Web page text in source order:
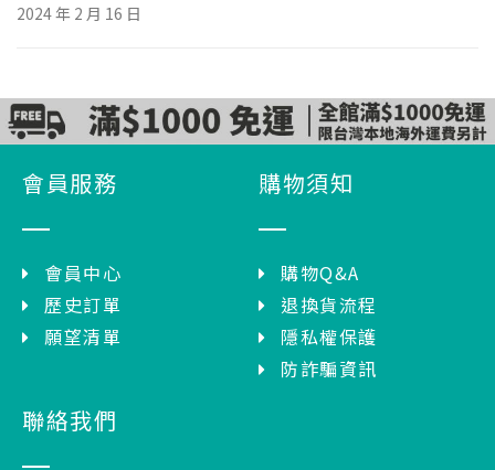
2024 年 2 月 16 日
會員服務
會員中心
歷史訂單
願望清單
購物須知
購物Q&A
退換貨流程
隱私權保護
防詐騙資訊
聯絡我們